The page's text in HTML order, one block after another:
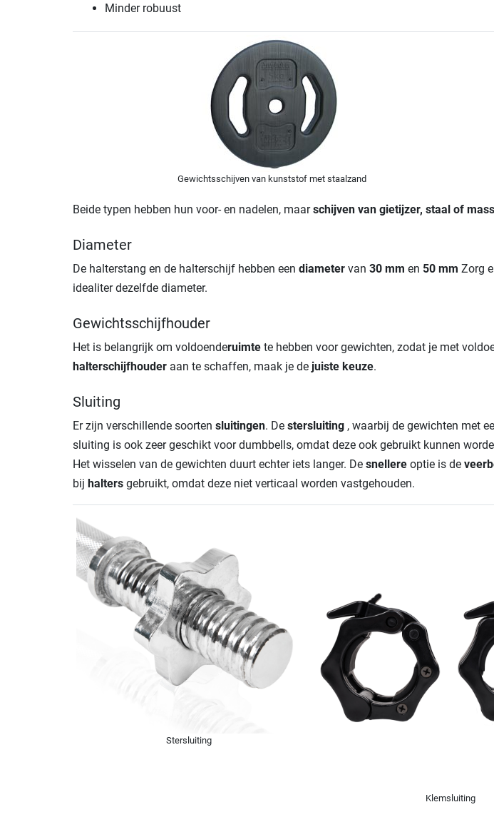
Minder robuust
Gewichtsschijven van kunststof met staalzand
Beide typen hebben hun voor- en nadelen, maarschijven van gietijzer, staal of
Diameter
De halterstang en de halterschijf hebben een diameter van 30 mm en 50 mm Zorg
idealiter dezelfde diameter.
Gewichtsschijfhouder
Het is belangrijk om voldoenderuimte te hebben voor gewichten, zodat je met
halterschijfhouder aan te schaffen, maak je de juiste keuze.
Sluiting
Er zijn verschillende soorten sluitingen. De stersluiting , waarbij de gewichten met
sluiting is ook zeer geschikt voor dumbbells, omdat deze ook gebruikt kunnen
Het wisselen van de gewichten duurt echter iets langer. De snellere optie is de
bij halters gebruikt, omdat deze niet verticaal worden vastgehouden.
Stersluiting
Klemsluiting